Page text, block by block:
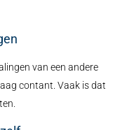
van een andere
contant. Vaak is dat